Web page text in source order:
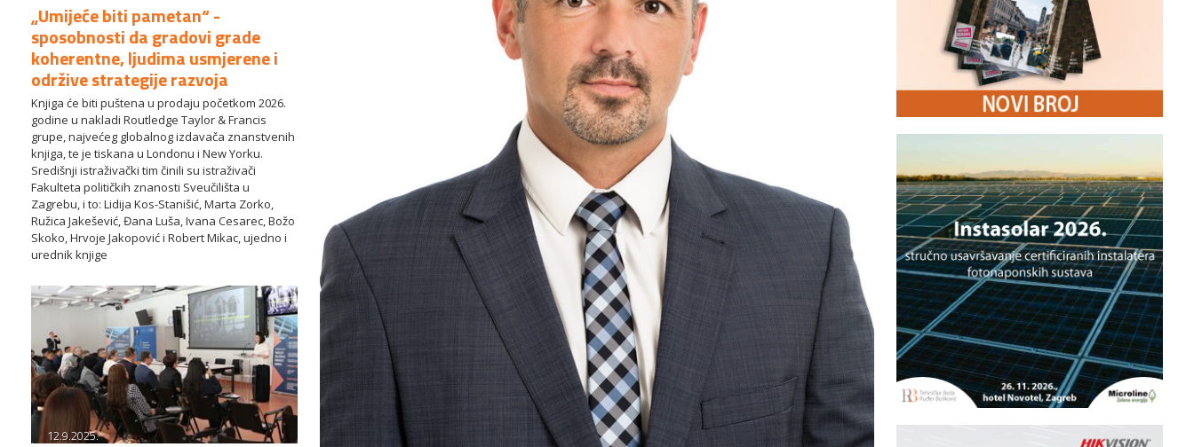
„Umijeće biti pametan“ -
sposobnosti da gradovi grade
koherentne, ljudima usmjerene i
održive strategije razvoja
Knjiga će biti puštena u prodaju početkom 2026.
godine u nakladi Routledge Taylor & Francis
grupe, najvećeg globalnog izdavača znanstvenih
knjiga, te je tiskana u Londonu i New Yorku.
Središnji istraživački tim činili su istraživači
Fakulteta političkih znanosti Sveučilišta u
Zagrebu, i to: Lidija Kos-Stanišić, Marta Zorko,
Ružica Jakešević, Đana Luša, Ivana Cesarec, Božo
Skoko, Hrvoje Jakopović i Robert Mikac, ujedno i
urednik knjige
12.9.2025.